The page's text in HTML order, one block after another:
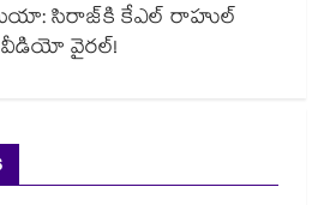
సిరాజ్‌కి కేఎల్ రాహుల్
వీడియో వైరల్!